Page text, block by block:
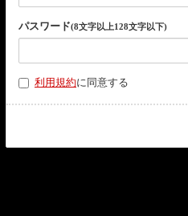
パスワード(8文字以上128文字以下)
利用規約に同意する